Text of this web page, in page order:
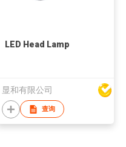
LED Head Lamp
显和有限公司
查询